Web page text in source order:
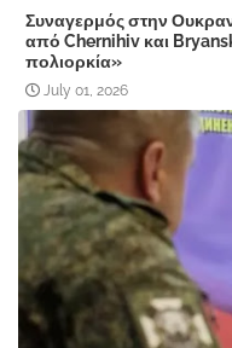
Συναγερμός στην
από Chernihiv και
πολιορκία»
July 01, 2026